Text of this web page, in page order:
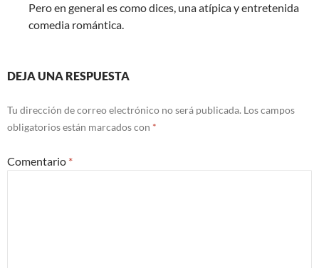
Pero en general es como dices, una atípica y entretenida
comedia romántica.
DEJA UNA RESPUESTA
Tu dirección de correo electrónico no será publicada. Los campos
obligatorios están marcados con *
Comentario *